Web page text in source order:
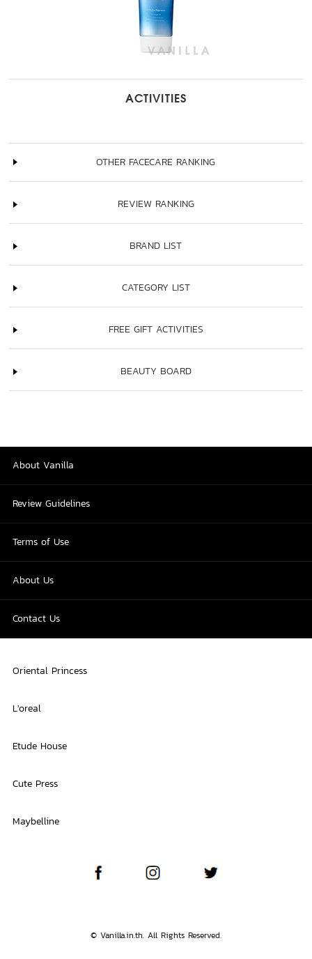
ACTIVITIES
OTHER FACECARE RANKING
REVIEW RANKING
BRAND LIST
CATEGORY LIST
FREE GIFT ACTIVITIES
BEAUTY BOARD
About Vanilla
Review Guidelines
Terms of Use
About Us
Contact Us
Oriental Princess
L'oreal
Etude House
Cute Press
Maybelline
© Vanilla.in.th. All Rights Reserved.